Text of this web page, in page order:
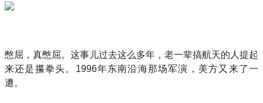
憋屈，真憋屈。这事儿过去这么多年，老一辈搞航天的人提起
来还是攥拳头。1996年东南沿海那场军演，美方又来了一
遭。